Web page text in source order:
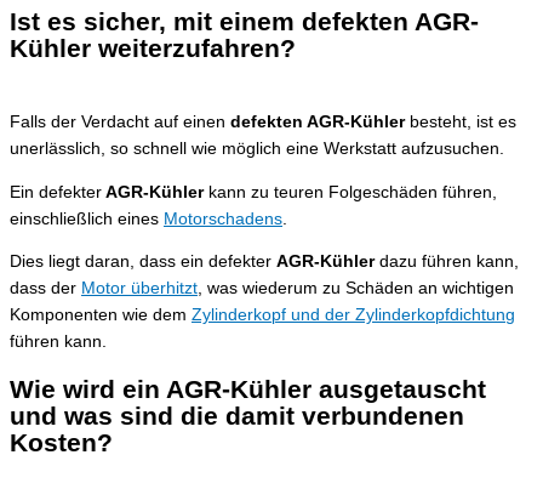
Ist es sicher, mit einem defekten AGR-
Kühler weiterzufahren?
Falls der Verdacht auf einen defekten AGR-Kühlerbesteht, ist es
unerlässlich, so schnell wie möglich eine Werkstatt aufzusuchen.
Ein defekter AGR-Kühlerkann zu teuren Folgeschäden führen,
einschließlich eines Motorschadens
Dies liegt daran, dass ein defekter AGR-Kühlerdazu führen kann,
dass der Motor überhitzt, was wiederum zu Schäden an wichtigen
Komponenten wie dem Zylinderkopf und der Zylinderkopfdichtung
führen kann.
Wie wird ein AGR-Kühler ausgetauscht
und was sind die damit verbundenen
Kosten?